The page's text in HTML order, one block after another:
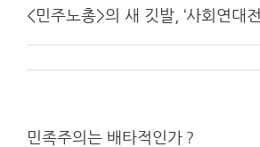
<민주노총>의 새 깃발, ‘사회연대전
민족주의는 배타적인가？